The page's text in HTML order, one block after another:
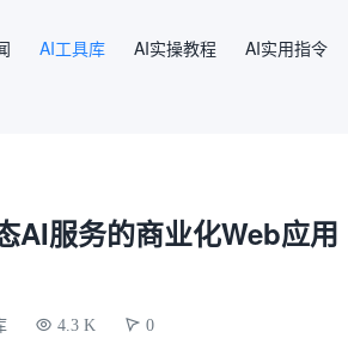
AI工具库 AI实操教程 AI实用指令
AI服务的商业化Web应用
4.3 K 0